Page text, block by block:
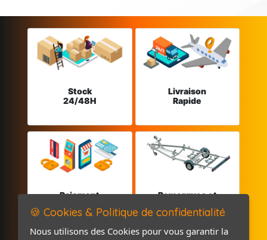
Stock
24/48H
Livraison
Rapide
Paiement
Remorques et
🍪 Cookies & Politique de confidentialité
Nous utilisons des Cookies pour vous garantir la